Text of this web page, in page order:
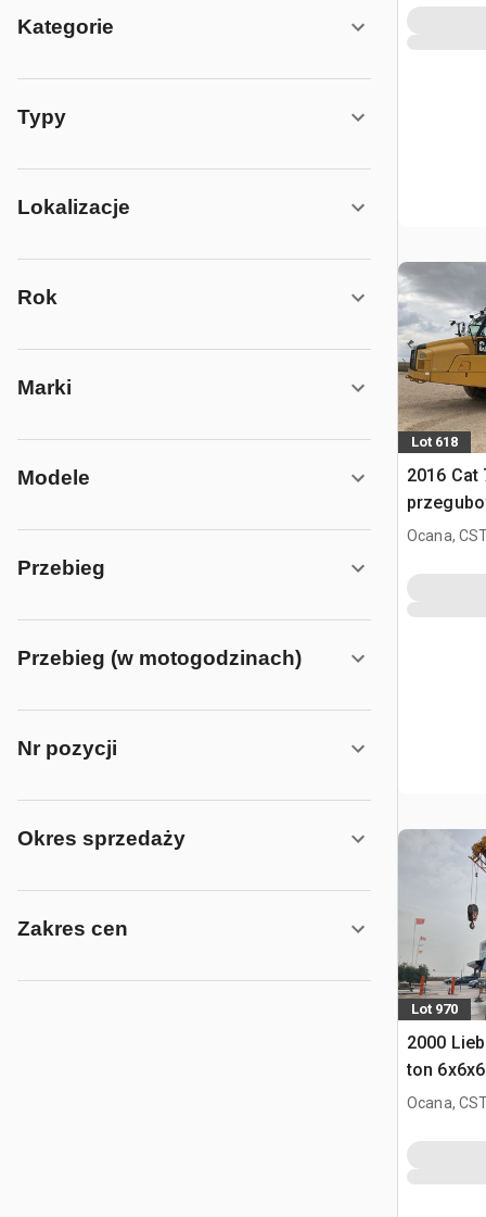
Kategorie
Typy
Lokalizacje
Rok
Marki
Modele
Przebieg
Przebieg (w motogodzinach)
Nr pozycji
Okres sprzedaży
Zakres cen
Lot 618
2016 Cat
Ocana,
Lot 970
2000
ton
szosowy
Ocana,